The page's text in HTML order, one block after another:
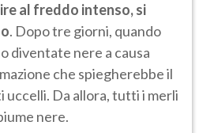
al freddo intenso, si
. Dopo tre giorni, quando
diventate nere a causa
che spiegherebbe il
uccelli. Da allora, tutti i merli
nere.